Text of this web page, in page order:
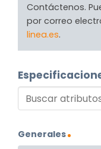
Contáctenos.
por correo
linea.es.
Generales